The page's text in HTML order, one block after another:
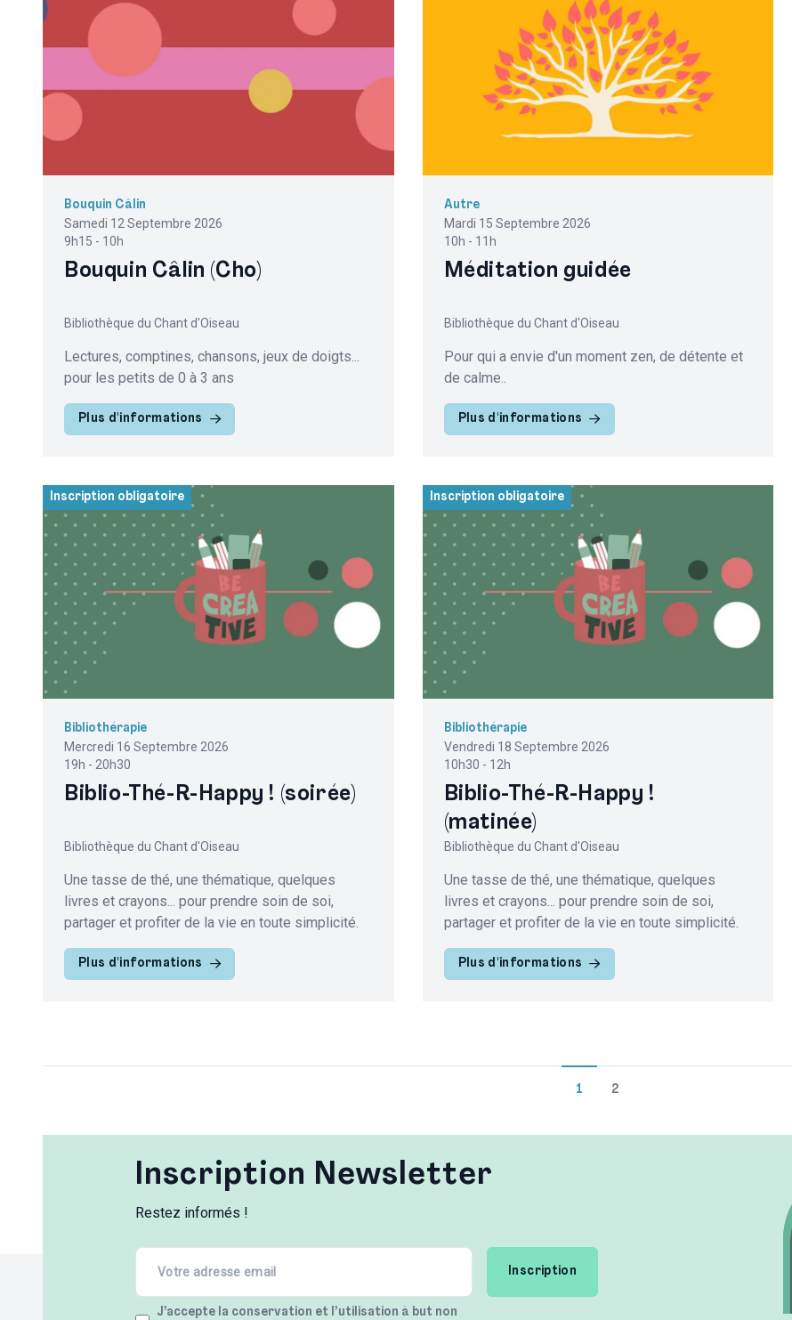
Bouquin Câlin
Samedi 12 Septembre 2026
9h15 - 10h
Bouquin Câlin (Cho)
Bibliothèque du Chant d'Oiseau
Lectures, comptines, chansons, jeux de doigts...
pour les petits de 0 à 3 ans
Plus d'informations
Autre
Mardi 15 Septembre 2026
10h - 11h
Méditation guidée
Bibliothèque du Chant d'Oiseau
Pour qui a envie d'un moment zen, de détente et
de calme..
Plus d'informations
Inscription obligatoire
Bibliothérapie
Mercredi 16 Septembre 2026
19h - 20h30
Biblio-Thé-R-Happy ! (soirée)
Bibliothèque du Chant d'Oiseau
Une tasse de thé, une thématique, quelques
livres et crayons... pour prendre soin de soi,
partager et profiter de la vie en toute simplicité.
Plus d'informations
Inscription obligatoire
Bibliothérapie
Vendredi 18 Septembre 2026
10h30 - 12h
Biblio-Thé-R-Happy !
(matinée)
Bibliothèque du Chant d'Oiseau
Une tasse de thé, une thématique, quelques
livres et crayons... pour prendre soin de soi,
partager et profiter de la vie en toute simplicité.
Plus d'informations
1 2
Inscription Newsletter
Restez informés !
Email
(Required)
TermsJ’accepte la conservation et l’utilisation à but non